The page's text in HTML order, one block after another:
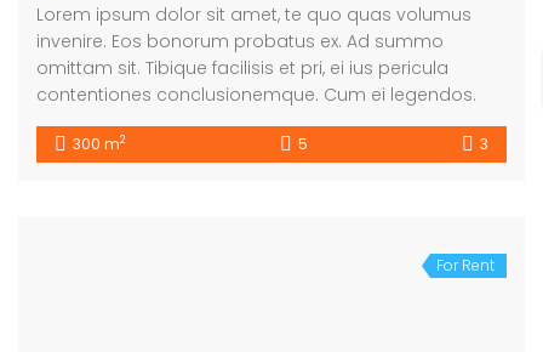
Lorem ipsum dolor sit amet, te quo quas volumus
invenire. Eos bonorum probatus ex. Ad summo
omittam sit. Tibique facilisis et pri, ei ius pericula
contentiones conclusionemque. Cum ei legendos.
300 m2 5 3
For Rent